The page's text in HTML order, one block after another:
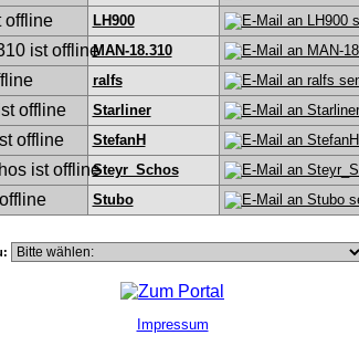
LH900
MAN-18.310
ralfs
Starliner
StefanH
Steyr_Schos
Stubo
Impressum